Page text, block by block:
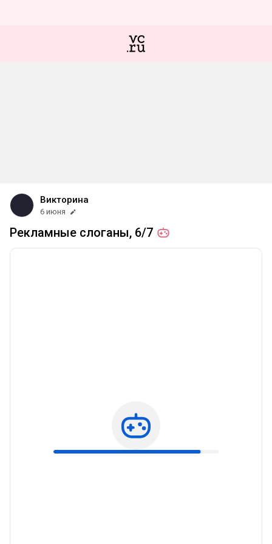
Викторина
6 июня
Рекламные слоганы, 6/7